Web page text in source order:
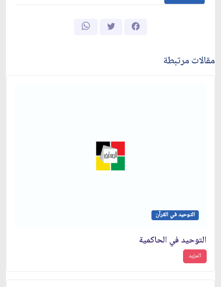
مقالات مرتبطة
التوحيد في القرآن
التوحيد في الحاكمية
المزيد